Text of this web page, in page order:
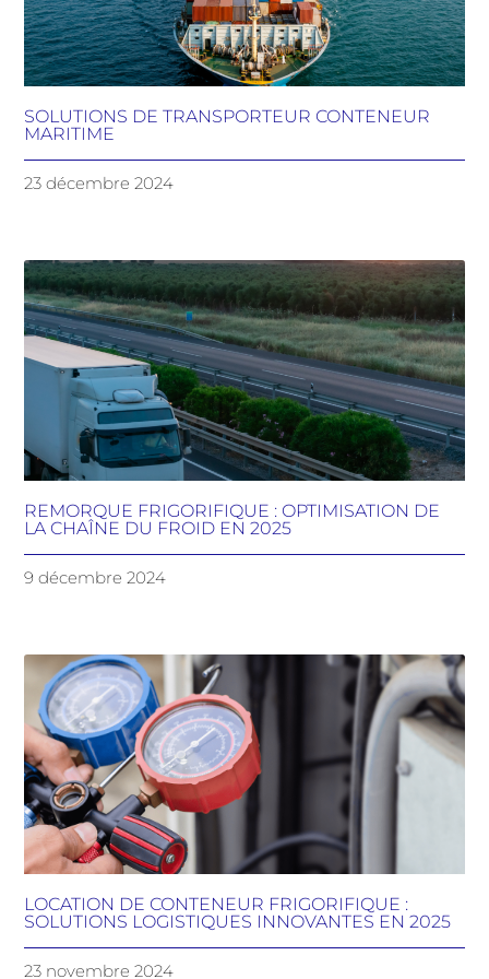
SOLUTIONS DE TRANSPORTEUR CONTENEUR
MARITIME
23 décembre 2024
REMORQUE FRIGORIFIQUE : OPTIMISATION DE
LA CHAÎNE DU FROID EN 2025
9 décembre 2024
LOCATION DE CONTENEUR FRIGORIFIQUE :
SOLUTIONS LOGISTIQUES INNOVANTES EN 2025
23 novembre 2024